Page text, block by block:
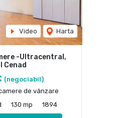
Video Harta
-Ultracentral,
Cenad
(negociabil)
de vânzare
130 mp 1894